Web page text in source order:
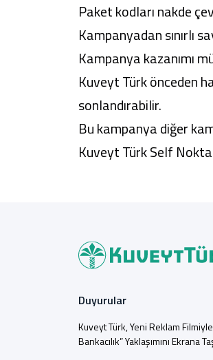
Paket kodları nakde
Kampanyadan sınırlı
Kampanya kazanımı
Kuveyt Türk önceden
sonlandırabilir.
Bu kampanya diğer
Kuveyt Türk Self
Duyurular
Kuveyt Türk, Yeni Reklam
Bankacılık” Yaklaşımını Ekrana